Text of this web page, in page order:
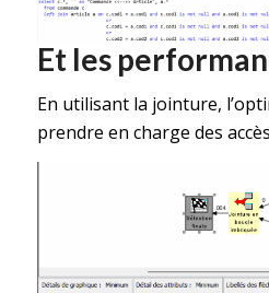
Et les
En utilisant la jointure,
prendre en charge des